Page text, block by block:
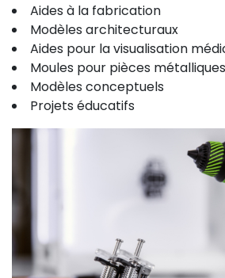
Aides à la fabrication
Modèles architecturaux
Aides pour la visualisation
Moules pour pièces
Modèles conceptuels
Projets éducatifs